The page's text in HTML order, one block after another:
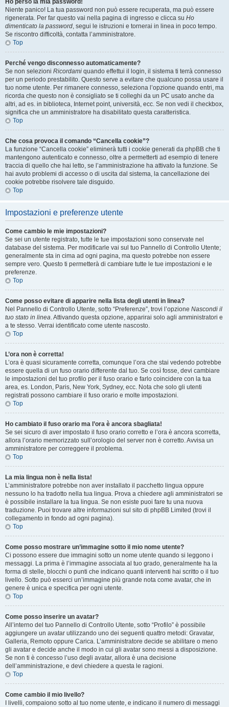
Ho perso la mia password!
Niente panico! La tua password non può essere recuperata, ma può essere
rigenerata. Per far questo vai nella pagina di ingresso e clicca su Ho
dimenticato la password, segui le istruzioni e tornerai in linea in poco tempo.
Se riscontro difficoltà, contatta l’amministratore.
Top
Perché vengo disconnesso automaticamente?
Se non selezioni Ricordami quando effettui il login, il sistema ti terrà connesso
per un periodo prestabilito. Questo serve a evitare che qualcuno possa usare il
tuo nome utente. Per rimanere connesso, seleziona l’opzione quando entri, ma
ricorda che questo non è consigliato se ti colleghi da un PC usato anche da
altri, ad es. in biblioteca, Internet point, università, ecc. Se non vedi il checkbox,
significa che un amministratore ha disabilitato questa caratteristica.
Top
Che cosa provoca il comando “Cancella cookie”?
La funzione “Cancella cookie” eliminerà tutti i cookie generati da phpBB che ti
mantengono autenticato e connesso, oltre a permetterti ad esempio di tenere
traccia di quello che hai letto, se l’amministrazione ha attivato la funzione. Se
hai avuto problemi di accesso o di uscita dal sistema, la cancellazione dei
cookie potrebbe risolvere tale disguido.
Top
Impostazioni e preferenze utente
Come cambio le mie impostazioni?
Se sei un utente registrato, tutte le tue impostazioni sono conservate nel
database del sistema. Per modificarle vai sul tuo Pannello di Controllo Utente;
generalmente sta in cima ad ogni pagina, ma questo potrebbe non essere
sempre vero. Questo ti permetterà di cambiare tutte le tue impostazioni e le
preferenze.
Top
Come posso evitare di apparire nella lista degli utenti in linea?
Nel Pannello di Controllo Utente, sotto “Preferenze”, trovi l’opzione Nascondi il
tuo stato in linea. Attivando questa opzione, apparirai solo agli amministratori e
a te stesso. Verrai identificato come utente nascosto.
Top
L’ora non è corretta!
L’ora è quasi sicuramente corretta, comunque l’ora che stai vedendo potrebbe
essere quella di un fuso orario differente dal tuo. Se così fosse, devi cambiare
le impostazioni del tuo profilo per il fuso orario e farlo coincidere con la tua
area, es. London, Paris, New York, Sydney, ecc. Nota che solo gli utenti
registrati possono cambiare il fuso orario e molte impostazioni.
Top
Ho cambiato il fuso orario ma l’ora è ancora sbagliata!
Se sei sicuro di aver impostato il fuso orario corretto e l’ora è ancora scorretta,
allora l’orario memorizzato sull’orologio del server non è corretto. Avvisa un
amministratore per correggere il problema.
Top
La mia lingua non è nella lista!
L’amministratore potrebbe non aver installato il pacchetto lingua oppure
nessuno lo ha tradotto nella tua lingua. Prova a chiedere agli amministratori se
è possibile installare la tua lingua. Se non esiste puoi fare tu una nuova
traduzione. Puoi trovare altre informazioni sul sito di phpBB Limited (trovi il
collegamento in fondo ad ogni pagina).
Top
Come posso mostrare un’immagine sotto il mio nome utente?
Ci possono essere due immagini sotto un nome utente quando si leggono i
messaggi. La prima è l’immagine associata al tuo grado, generalmente ha la
forma di stelle, blocchi o punti che indicano quanti interventi hai scritto o il tuo
livello. Sotto può esserci un’immagine più grande nota come avatar, che in
genere è unica e specifica per ogni utente.
Top
Come posso inserire un avatar?
All’interno del tuo Pannello di Controllo Utente, sotto “Profilo” è possibile
aggiungere un avatar utilizzando uno dei seguenti quattro metodi: Gravatar,
Galleria, Remoto oppure Carica. L’amministratore decide se abilitare o meno
gli avatar e decide anche il modo in cui gli avatar sono messi a disposizione.
Se non ti è concesso l’uso degli avatar, allora è una decisione
dell’amministrazione, e devi chiedere a questa le ragioni.
Top
Come cambio il mio livello?
I livelli, compaiono sotto al tuo nome utente, e indicano il numero di messaggi